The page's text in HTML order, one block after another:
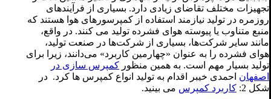
تجهیزات مختلف تقاضای زیادی دارد. بسیاری از فرآیندهای
روزمره در تولید نیازمند استفاده از کمپرسورهای هوا هستند که
منبع متناوب یا پیوسته هوای فشرده تولید می کنند. در واقع،
مانند سایر شرکت‌ها، بسیاری از شرکت‌ها در صنعت تولید،
هوای فشرده را به عنوان «چهارمین کاربرد» می‌دانند، زیرا برای
تولید بسیار مهم است. به همین منظور کمپرس سازی در
اصفهان احمدی خیبر اقدام به تولید انواع کمپرس ها کرد. در
شکل 2:
کاربرد کمپرس می بینید.